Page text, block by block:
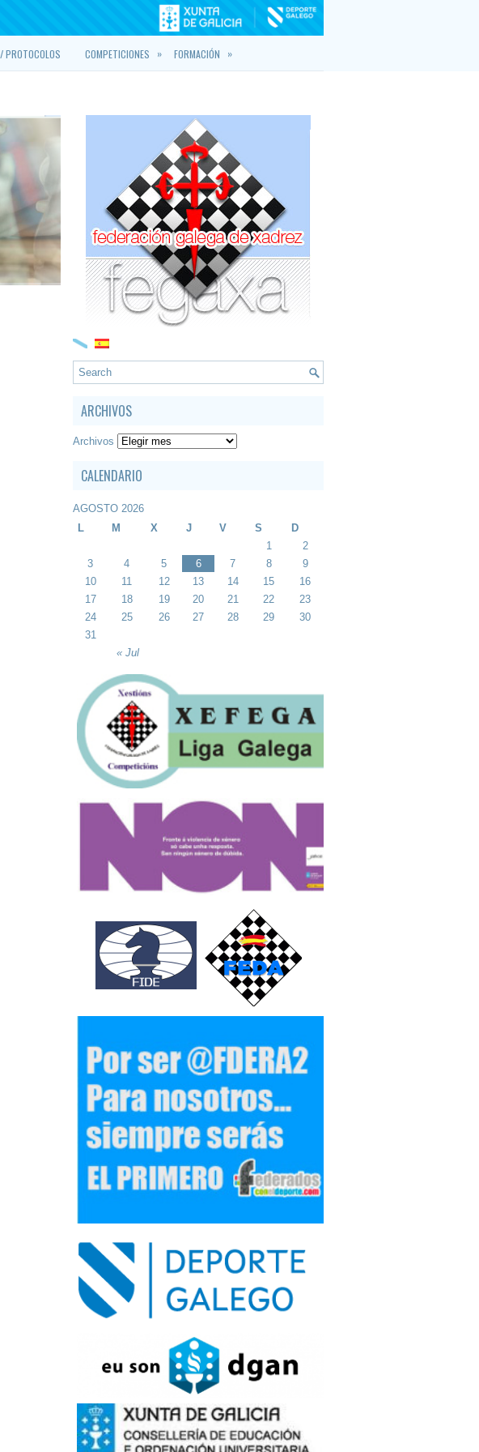
PROTOCOLOS COMPETICIONES » FORMACIÓN »
ARCHIVOS
Archivos
CALENDARIO
AGOSTO 2026
L
M X J V S D
« Jul
1
2
3
4 5 6 7 8
9
10
11 12 13 14 15
16
17
18 19 20 21 22
23
24
25 26 27 28 29
30
31